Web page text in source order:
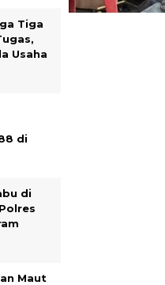
Tiga
Usaha
di
di
Maut